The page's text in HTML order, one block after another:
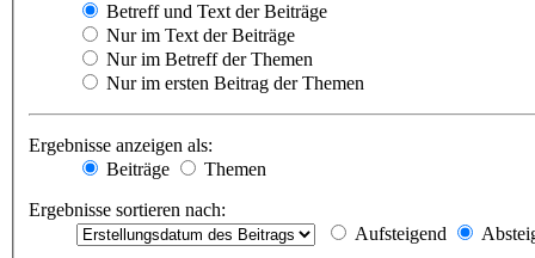
Betreff und Text der Beiträge
Nur im Text der Beiträge
Nur im Betreff der Themen
Nur im ersten Beitrag der Themen
Ergebnisse anzeigen als:
Beiträge
Themen
Ergebnisse sortieren nach:
Aufsteigend